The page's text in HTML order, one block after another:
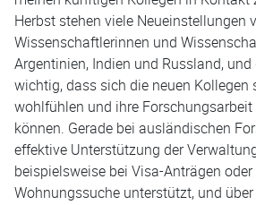
Herbst stehen viele Neueinstellungen
Wissenschaftlerinnen und
Argentinien, Indien und Russland,
wichtig, dass sich die neuen Kollegen
wohlfühlen und ihre
können. Gerade bei ausländischen
effektive Unterstützung der
beispielsweise bei Visa-Anträgen oder
Wohnungssuche unterstützt, und